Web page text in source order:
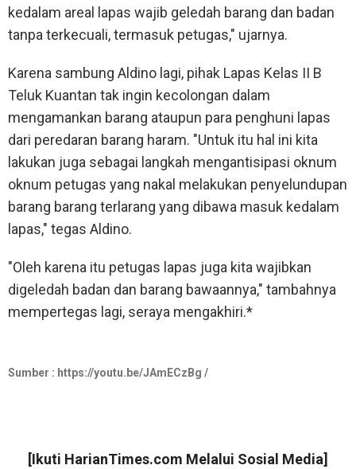
kedalam areal lapas wajib geledah barang dan badan
tanpa terkecuali, termasuk petugas," ujarnya.
Karena sambung Aldino lagi, pihak Lapas Kelas II B
Teluk Kuantan tak ingin kecolongan dalam
mengamankan barang ataupun para penghuni lapas
dari peredaran barang haram. "Untuk itu hal ini kita
lakukan juga sebagai langkah mengantisipasi oknum
oknum petugas yang nakal melakukan penyelundupan
barang barang terlarang yang dibawa masuk kedalam
lapas," tegas Aldino.
"Oleh karena itu petugas lapas juga kita wajibkan
digeledah badan dan barang bawaannya," tambahnya
mempertegas lagi, seraya mengakhiri.*
Sumber : https://youtu.be/JAmECzBg /
[Ikuti HarianTimes.com Melalui Sosial Media]